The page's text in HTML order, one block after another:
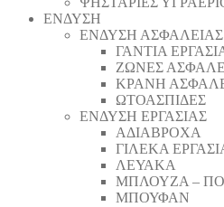
ΕΝΔΥΣΗ
ΕΝΔΥΣΗ ΑΣΦΑΛΕΙΑΣ
ΓΑΝΤΙΑ
ΖΩΝΕΣ
ΚΡΑΝΗ
ΩΤΟΑΣΠΙΔΕΣ
ΕΝΔΥΣΗ ΕΡΓΑΣΙΑΣ
ΑΔΙΑΒΡΟΧΑ
ΓΙΛΕΚΑ
ΛΕΥΑΚΑ
ΜΠΛΟΥΖΑ –
ΜΠΟΥΦΑΝ